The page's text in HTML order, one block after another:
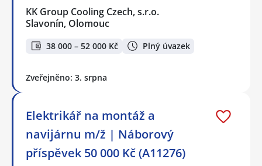
KK Group Cooling Czech, s.r.o.
Slavonín, Olomouc
38 000 – 52 000 Kč Plný úvazek
Zveřejněno: 3. srpna
Elektrikář na montáž a
navijárnu m/ž | Náborový
příspěvek 50 000 Kč (A11276)